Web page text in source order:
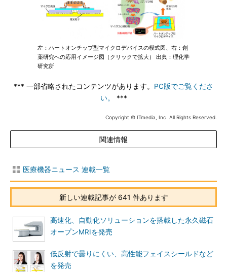
左：ハートオンチップ型マイクロデバイスの模式図、右：創
薬研究への応用イメージ図（クリックで拡大） 出典：理化学
研究所
*** 一部省略されたコンテンツがあります。 PC版でご覧くださ
い。
***
Copyright © ITmedia, Inc. All Rights Reserved.
関連情報
医療機器ニュース 連載一覧
新しい連載記事が 641 件あります
高速化、自動化ソリューションを搭載した永久磁石
オープンMRIを発売
低反射で曇りにくい、高性能フェイスシールドなど
を発売